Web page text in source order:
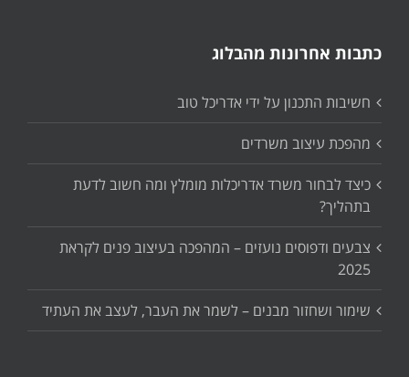
כתבות אחרונות מהבלוג
חשיבות התכנון על ידי אדריכל טוב
מהפכת עיצוב משרדים
כיצד לבחור משרד אדריכלות מומלץ ומה חשוב לדעת
בתהליך?
צבעים ודפוסים נועזים – המהפכה בעיצוב פנים לקראת
2025
שימור ושחזור מבנים – לשמר את העבר, לעצב את העתיד